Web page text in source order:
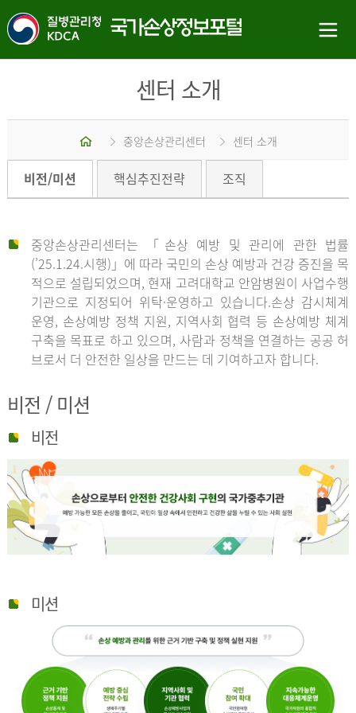
센터 소개
중앙손상관리센터 센터 소개
비전/미션 핵심추진전략 조직
중앙손상관리센터는 「손상 예방 및 관리에 관한 법률
(’25.1.24.시행)」에 따라 국민의 손상 예방과 건강 증진을 목
적으로 설립되었으며, 현재 고려대학교 안암병원이 사업수행
기관으로 지정되어 위탁·운영하고 있습니다.손상 감시체계
운영, 손상예방 정책 지원, 지역사회 협력 등 손상예방 체계
구축을 목표로 하고 있으며, 사람과 정책을 연결하는 공공 허
브로서 더 안전한 일상을 만드는 데 기여하고자 합니다.
비전 / 미션
비전
미션